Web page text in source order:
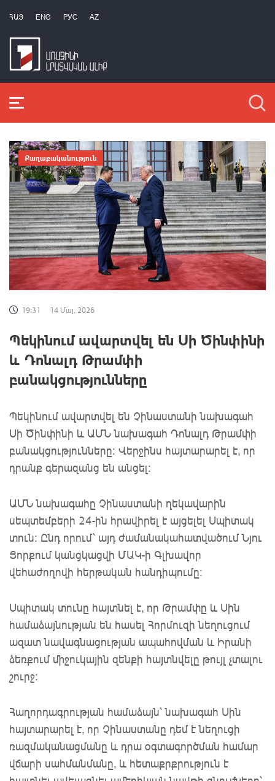
ՀԱՅ ENG РУС AZ
Քաղաքականություն
19:31 14 Մայ, 2026
Պեկինում ավարտվել են Սի Ծինփինի
և Դոնալդ Թրամփի
բանակցությունները
Պեկինում ավարտվել են Չինաստանի նախագահ
Սի Ծինփինի և ԱՄՆ նախագահ Դոնալդ Թրամփի
բանակցությունները: Վերջինս հայտարարել է, որ
դրանք գերազանց են անցել:
ԱՄՆ նախագահը Չինաստանի ղեկավարին
սեպտեմբերի 24-ին հրավիրել է այցելել Սպիտակ
տուն: Ընդ որում՝ այդ ժամանակահատվածում Նյու
Յորքում կանցկացվի ՄԱԿ-ի Գլխավոր
վեհաժողովի հերթական հանդիպումը:
Սպիտակ տունը հայտնել է, որ Թրամփը և Սին
համաձայնության են հասել Հորմուզի նեղուցում
ազատ նավագնացության ապահովման և Իրանի
ձեռքում միջուկային զենքի հայտնվելը թույլ չտալու
շուրջ։
Հաղորդագրության համաձայն՝ նախագահ Սին
հայտարարել է, որ Չինաստանը դեմ է նեղուցի
ռազմականացմանը և դրա օգտագործման համար
վճարի սահմանմանը, և հետաքրքրություն է